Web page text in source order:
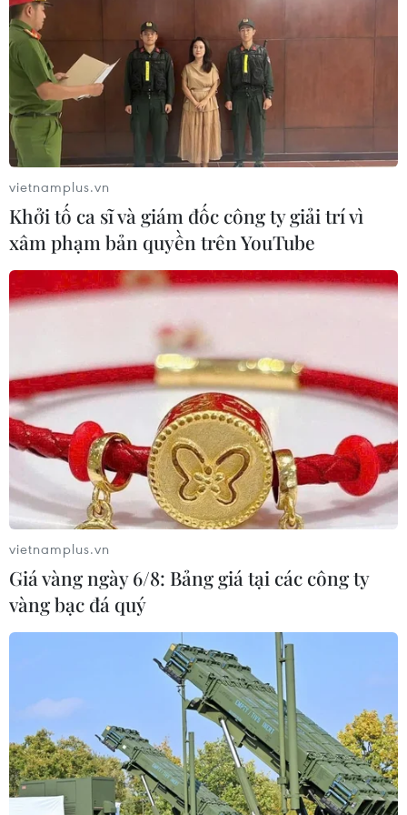
gây ra cái chết của chú cá voi, nhưng có những dấu
hiệu cho thấy “chất thải nhựa là thủ phạm chính.”
Nguy cơ nhiệt độ Trái Đất tăng mạnh nếu
mây tầng tích biến mất
26/02/2019 22:07
Những đám mây tầng tích giúp bảo vệ con người trước
sự ấm lên của Trái Đất bằng cách phản chiếu trở lại
ánh nắng Mặt Trời vào vũ trụ có thể tan biến nếu hàm
lượng khí thải CO2 trong không khí tăng.
vietnamplus.vn
Khởi tố ca sĩ và giám đốc công ty giải trí vì
xâm phạm bản quyền trên YouTube
vietnamplus.vn
Giá vàng ngày 6/8: Bảng giá tại các công ty
vàng bạc đá quý